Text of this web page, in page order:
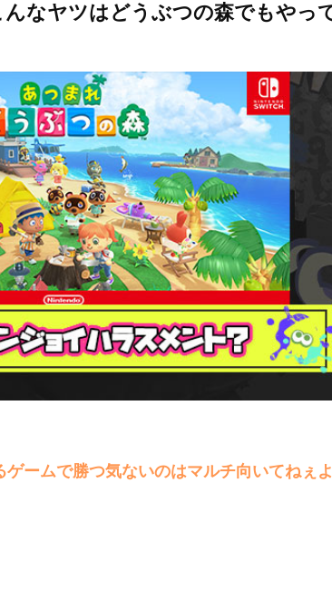
なヤツはどうぶつの森でもやっ
ームで勝つ気ないのはマルチ向いてねぇ